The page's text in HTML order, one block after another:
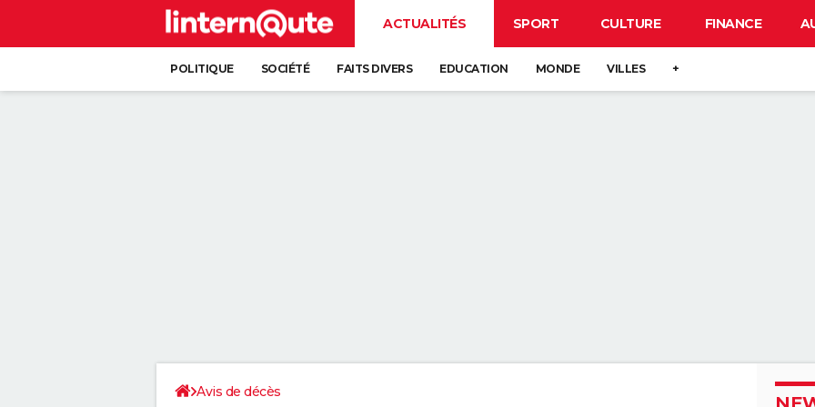
ACTUALITÉS SPORT CULTURE FINANCE
POLITIQUE SOCIÉTÉ FAITS DIVERS EDUCATION MONDE VILLES +
Avis de décès